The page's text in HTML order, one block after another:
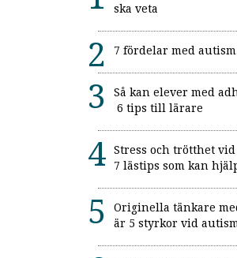
ska veta
7 fördelar med
Så kan elever med
6 tips till lärare
Stress och trötthet
7 lästips som kan
Originella tänkare
är 5 styrkor vid